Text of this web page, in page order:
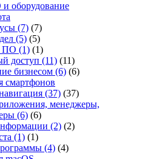
оборудование
(7) (7)
(5) (5)
ПО (1) (1)
доступ (11) (11)
бизнесом (6) (6)
смартфонов
(37) (37)
менеджеры,
(6) (6)
(2) (2)
(1) (1)
(4) (4)